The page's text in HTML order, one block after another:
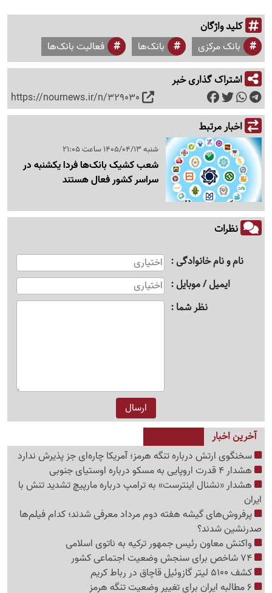
کلید واژگان
بانک مرکزی بانک‌ها فعالیت بانک‌ها
اشتراک گذاری خبر
https://nournews.ir/n/329030
اخبار مرتبط
شنبه 1405/04/13 ساعت 21:05
شعب کشیک بانک‌ها فردا یکشنبه در
سراسر کشور فعال هستند
نظرات
نام و نام خانوادگی
ایمیل / موبایل
نظر شما
آخرین اخبار
سخنگوی ارتش درباره تنگه هرمز؛ آمریکا چاره‌ای جز پذیرش ندارد
هشدار 4 قدرت اروپایی به مسکو درباره اوستیای جنوبی
هشدار «نشنال اینترست» به ترامپ درباره مارپیچ تشدید تنش با
ایران
پرفروش‌های گیشه هفته دوم مرداد معرفی شدند؛ کدام فیلم‌ها
صدرنشین شدند؟
واکنش معاون رئیس جمهور ترکیه به ناتوی اسلامی
کشف 5100 لیتر گازوئیل قاچاق در رباط کریم